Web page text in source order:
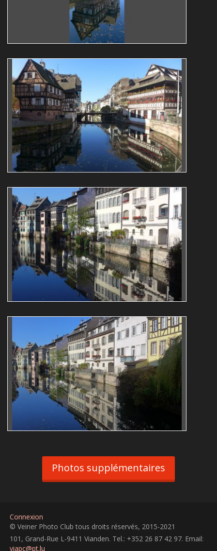
architecture
L1070715 0
Roger Majerus
Reflets
architecture
L1070711
Roger Majerus
architecture
architecture
Photos supplémentaires
Connexion
© Veiner Photo Club tous droits réservés, 2015-2021
101, Grand-Rue L-9411 Vianden. Tel.: +352 26 87 42 97. Email:
viapc@pt.lu